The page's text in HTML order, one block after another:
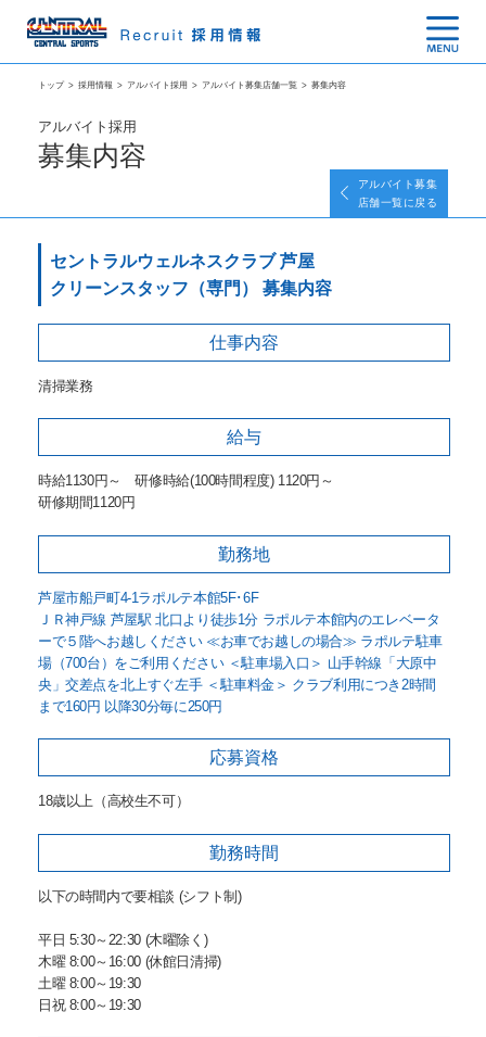
トップ > 採用情報 > アルバイト採用 > アルバイト募集店舗一覧 > 募集内容
アルバイト採用
募集内容
アルバイト募集
店舗一覧に戻る
セントラルウェルネスクラブ 芦屋
クリーンスタッフ（専門） 募集内容
仕事内容
清掃業務
給与
時給1130円～ 研修時給(100時間程度) 1120円～
研修期間1120円
勤務地
芦屋市船戸町4-1ラポルテ本館5F･6F
ＪＲ神戸線 芦屋駅 北口より徒歩1分 ラポルテ本館内のエレベータ
ーで５階へお越しください ≪お車でお越しの場合≫ ラポルテ駐車
場（700台）をご利用ください ＜駐車場入口＞ 山手幹線「大原中
央」交差点を北上すぐ左手 ＜駐車料金＞ クラブ利用につき2時間
まで160円 以降30分毎に250円
応募資格
18歳以上（高校生不可）
勤務時間
以下の時間内で要相談 (シフト制)
平日 5:30～22:30 (木曜除く)
木曜 8:00～16:00 (休館日清掃)
土曜 8:00～19:30
日祝 8:00～19:30